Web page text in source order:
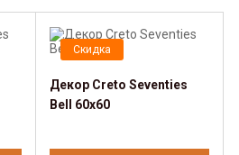
Скидка
Декор Creto Seventies
Bell 60х60